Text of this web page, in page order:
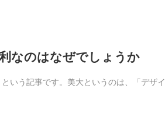
なのはなぜでしょうか
いう記事です。美大というのは、「デザイ